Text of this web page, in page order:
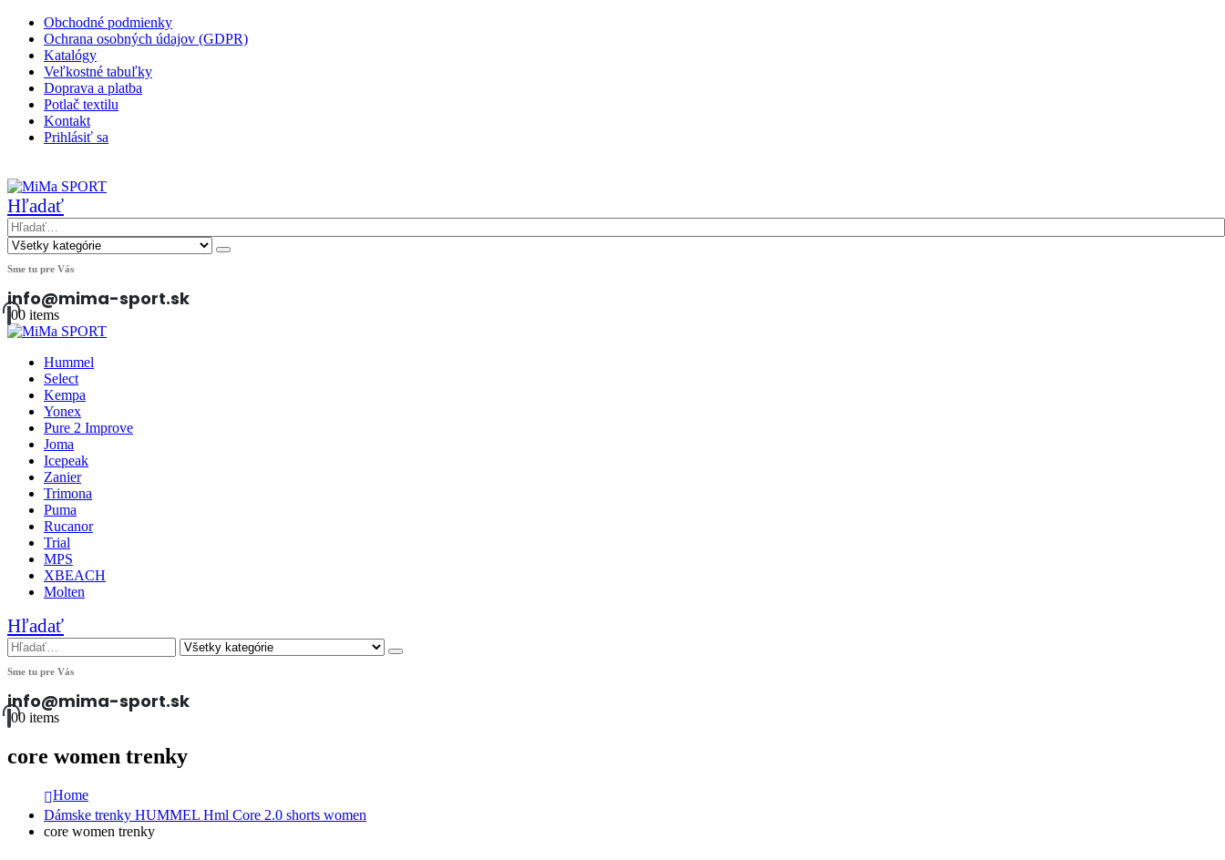
Obchodné podmienky
Ochrana osobných údajov (GDPR)
Katalógy
Veľkostné tabuľky
Doprava a platba
Potlač textilu
Kontakt
Prihlásiť sa
Hľadať
Sme tu pre Vás
info@mima-sport.sk
00 items
Hummel
Select
Kempa
Yonex
Pure 2 Improve
Joma
Icepeak
Zanier
Trimona
Puma
Rucanor
Trial
MPS
XBEACH
Molten
Hľadať
Sme tu pre Vás
info@mima-sport.sk
00 items
core women trenky
Home
Dámske trenky HUMMEL Hml Core 2.0 shorts women
core women trenky